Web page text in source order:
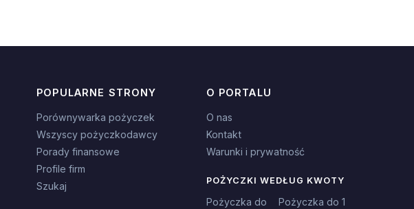
POPULARNE STRONY
Porównywarka pożyczek
Wszyscy pożyczkodawcy
Porady finansowe
Profile firm
Szukaj
O PORTALU
O nas
Kontakt
Warunki i prywatność
POŻYCZKI WEDŁUG KWOTY
Pożyczka do
Pożyczka do 1